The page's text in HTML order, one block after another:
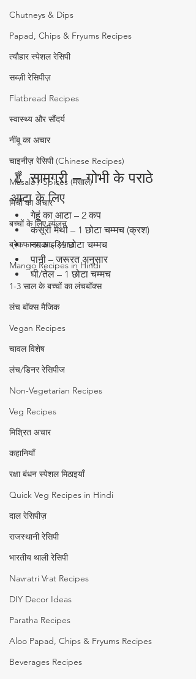
Chutneys & Dips
Papad, Chips & Fryums Recipes
त्यौहार स्पेशल रेसिपी
सब्ज़ी रेसिपीज़
Flatbread Recipes
स्वास्थ्य और सौंदर्य
नींबू का अचार
चाइनीज़ रेसिपी (Chinese Recipes)
Masala / Spices (मसाले)
मिर्ची का अचार
बच्चों के लिए व्यंजन
ब्रेकफास्ट आइडियाज
Mango Recipes in Hindi
1-3 साल के बच्चों का लंचबॉक्स
लंच बॉक्स मैजिक
Vegan Recipes
चावल विशेष
लंच/डिनर रेसिपीज
Non-Vegetarian Recipes
Veg Recipes
मिश्रित अचार
कहानियाँ
रक्षा बंधन स्पेशल मिठाइयाँ
Quick Veg Recipes in Hindi
दाल रेसिपीज़
राजस्थानी रेसिपी
भारतीय थाली रेसिपी
Navratri Vrat Recipes
DIY Decor Ideas
Paratha Recipes
Aloo Papad, Chips & Fryums Recipes
Beverages Recipes
🥬 सामग्री – गोभी के पराठे
आटा के लिए
गेहूं का आटा – 2 कप
कसूरी मेथी – 1 छोटा चम्मच (क्रश)
नमक – ½ छोटा चम्मच
पानी – जरूरत अनुसार
घी/तेल – 1 छोटा चम्मच